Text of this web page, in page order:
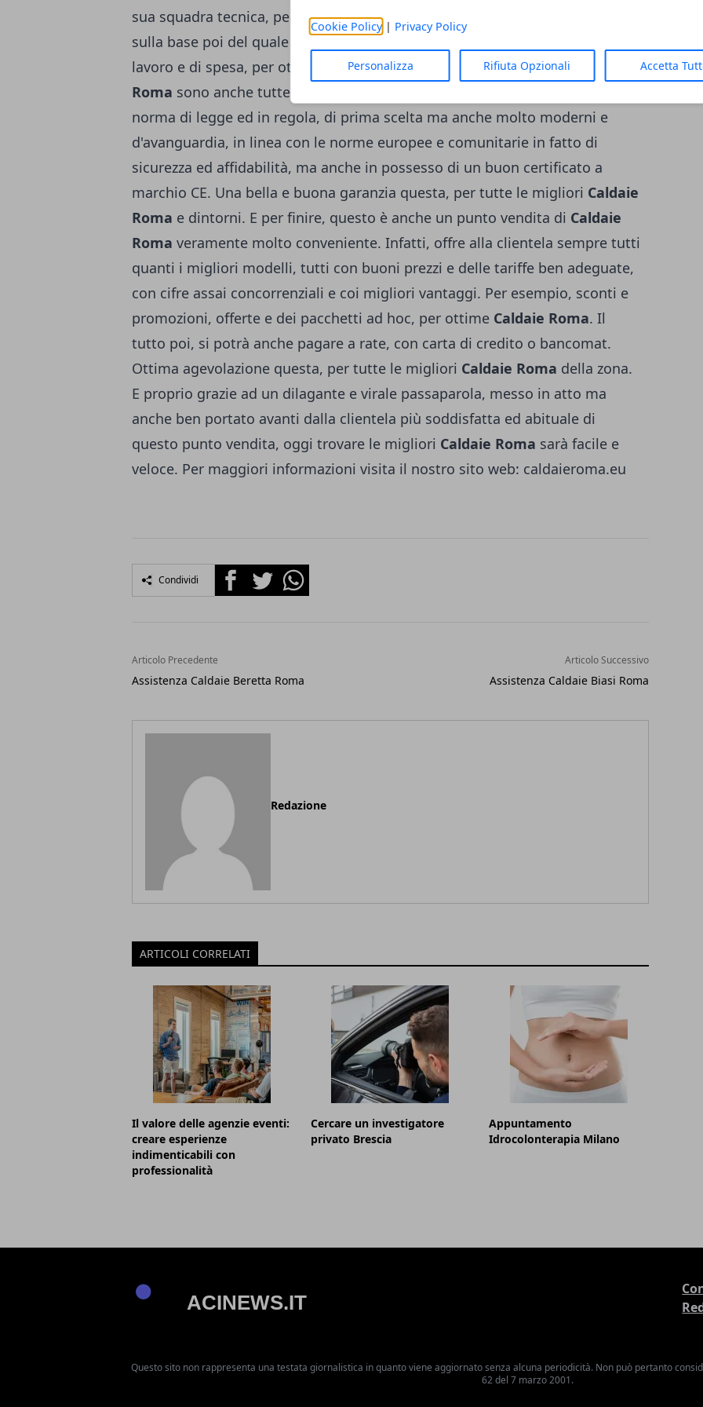
Cookie Policy| Privacy Policy
Personalizza Rifiuta Opzionali Accetta
sua squadra tecnica, per effettuare un attento e dettagliato sopralluogo,
sulla base poi del quale si potrà anche stendere un eccellente preventivo di
lavoro e di spesa, per ottime
Caldaie Roma e dintorni. QuesteCaldaie
Roma sono anche tutte di elevata qualità. In effetti, tutti i modelli sono a
norma di legge ed in regola, di prima scelta ma anche molto moderni e
d'avanguardia, in linea con le norme europee e comunitarie in fatto di
sicurezza ed affidabilità, ma anche in possesso di un buon certificato a
marchio CE. Una bella e buona garanzia questa, per tutte le migliori Caldaie
Roma e dintorni. E per finire, questo è anche un punto vendita di Caldaie
Roma veramente molto conveniente. Infatti, offre alla clientela sempre tutti
quanti i migliori modelli, tutti con buoni prezzi e delle tariffe ben adeguate,
con cifre assai concorrenziali e coi migliori vantaggi. Per esempio, sconti e
promozioni, offerte e dei pacchetti ad hoc, per ottime Caldaie Roma. Il
tutto poi, si potrà anche pagare a rate, con carta di credito o bancomat.
Ottima agevolazione questa, per tutte le migliori Caldaie Roma della zona.
E proprio grazie ad un dilagante e virale passaparola, messo in atto ma
anche ben portato avanti dalla clientela più soddisfatta ed abituale di
questo punto vendita, oggi trovare le migliori Caldaie Roma sarà facile e
veloce. Per maggiori informazioni visita il nostro sito web: caldaieroma.eu
Condividi FacebookTwitterWhatsapp
Articolo Precedente
Assistenza Caldaie Beretta Roma
Articolo Successivo
Assistenza Caldaie Biasi Roma
Redazione
ARTICOLI CORRELATI
Il valore delle agenzie eventi:
creare esperienze
indimenticabili con
professionalità
Cercare un investigatore
privato Brescia
Appuntamento
Idrocolonterapia Milano
Questo sito non rappresenta una testata giornalistica in quanto viene aggiornato senza alcuna periodicità. Non può pertanto
62 del 7 marzo 2001.